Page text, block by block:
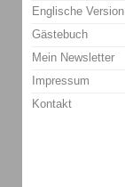
Englische Version
Gästebuch
Mein Newsletter
Impressum
Kontakt